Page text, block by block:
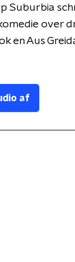
Suburbia
over
en Aus
af